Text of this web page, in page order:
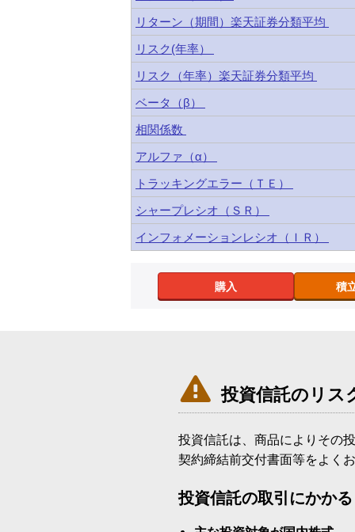
リターン（期間）楽天証券分類平均
リスク(年率）
リスク（年率）楽天証券分類平均
ベータ（β）
相関係数
アルファ（α）
トラッキングエラー（ＴＥ）
シャープレシオ（ＳＲ）
インフォメーションレシオ（ＩＲ）
購入 積
 投資信託のリス
投資信託は、商品によりその
契約締結前交付書面等をよく
投資信託の取引にかか